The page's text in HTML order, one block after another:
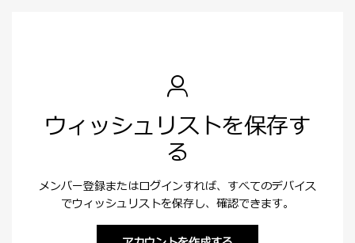
ウィッシュリストを保存す
る
メンバー登録またはログインすれば、すべてのデバイス
でウィッシュリストを保存し、確認できます。